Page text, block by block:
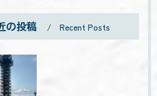
の投稿 Recent Posts